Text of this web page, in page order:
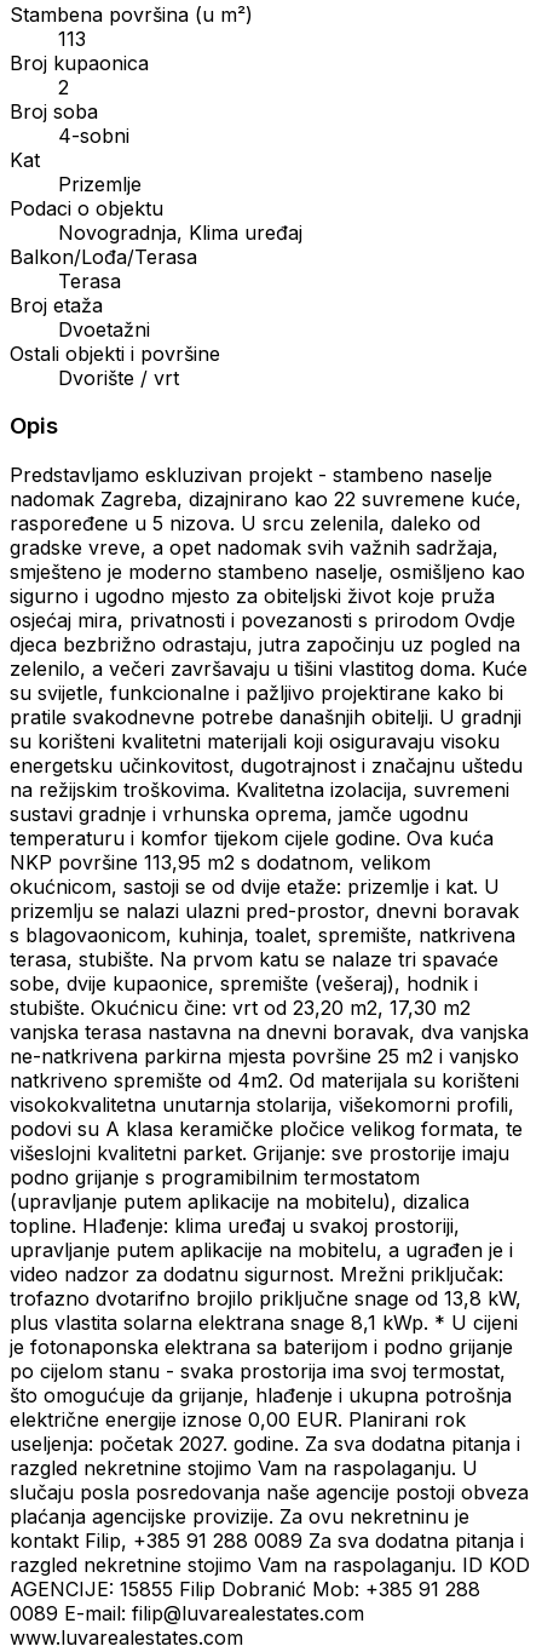
Stambena površina (u m²)
113
Broj kupaonica
2
Broj soba
4-sobni
Kat
Prizemlje
Podaci o objektu
Novogradnja, Klima uređaj
Balkon/Lođa/Terasa
Terasa
Broj etaža
Dvoetažni
Ostali objekti i površine
Dvorište / vrt
Opis
Predstavljamo eskluzivan projekt - stambeno naselje
nadomak Zagreba, dizajnirano kao 22 suvremene kuće,
raspoređene u 5 nizova. U srcu zelenila, daleko od
gradske vreve, a opet nadomak svih važnih sadržaja,
smješteno je moderno stambeno naselje, osmišljeno kao
sigurno i ugodno mjesto za obiteljski život koje pruža
osjećaj mira, privatnosti i povezanosti s prirodom Ovdje
djeca bezbrižno odrastaju, jutra započinju uz pogled na
zelenilo, a večeri završavaju u tišini vlastitog doma. Kuće
su svijetle, funkcionalne i pažljivo projektirane kako bi
pratile svakodnevne potrebe današnjih obitelji. U gradnji
su korišteni kvalitetni materijali koji osiguravaju visoku
energetsku učinkovitost, dugotrajnost i značajnu uštedu
na režijskim troškovima. Kvalitetna izolacija, suvremeni
sustavi gradnje i vrhunska oprema, jamče ugodnu
temperaturu i komfor tijekom cijele godine. Ova kuća
NKP površine 113,95 m2 s dodatnom, velikom
okućnicom, sastoji se od dvije etaže: prizemlje i kat. U
prizemlju se nalazi ulazni pred-prostor, dnevni boravak
s blagovaonicom, kuhinja, toalet, spremište, natkrivena
terasa, stubište. Na prvom katu se nalaze tri spavaće
sobe, dvije kupaonice, spremište (vešeraj), hodnik i
stubište. Okućnicu čine: vrt od 23,20 m2, 17,30 m2
vanjska terasa nastavna na dnevni boravak, dva vanjska
ne-natkrivena parkirna mjesta površine 25 m2 i vanjsko
natkriveno spremište od 4m2. Od materijala su korišteni
visokokvalitetna unutarnja stolarija, višekomorni profili,
podovi su A klasa keramičke pločice velikog formata, te
višeslojni kvalitetni parket. Grijanje: sve prostorije imaju
podno grijanje s programibilnim termostatom
(upravljanje putem aplikacije na mobitelu), dizalica
topline. Hlađenje: klima uređaj u svakoj prostoriji,
upravljanje putem aplikacije na mobitelu, a ugrađen je i
video nadzor za dodatnu sigurnost. Mrežni priključak:
trofazno dvotarifno brojilo priključne snage od 13,8 kW,
plus vlastita solarna elektrana snage 8,1 kWp. * U cijeni
je fotonaponska elektrana sa baterijom i podno grijanje
po cijelom stanu - svaka prostorija ima svoj termostat,
što omogućuje da grijanje, hlađenje i ukupna potrošnja
električne energije iznose 0,00 EUR. Planirani rok
useljenja: početak 2027. godine. Za sva dodatna pitanja i
razgled nekretnine stojimo Vam na raspolaganju. U
slučaju posla posredovanja naše agencije postoji obveza
plaćanja agencijske provizije. Za ovu nekretninu je
kontakt Filip, +385 91 288 0089 Za sva dodatna pitanja i
razgled nekretnine stojimo Vam na raspolaganju. ID KOD
AGENCIJE: 15855 Filip Dobranić Mob: +385 91 288
0089 E-mail: filip@luvarealestates.com
www.luvarealestates.com